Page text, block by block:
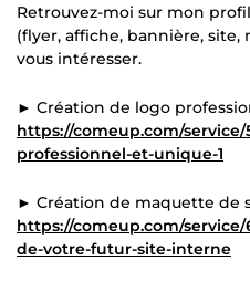
Retrouvez-moi sur mon
(flyer, affiche, bannière,
vous intéresser.
► Création de logo
https://comeup.com/
professionnel-et-unique-1
► Création de maquette de
https://comeup.com/
de-votre-futur-site-interne